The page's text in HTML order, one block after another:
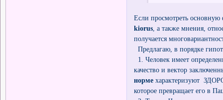
Если просмотреть
kiorus , а также мнения,
получается
Предлагаю, в порядке
1. Человек имеет
качество и вектор
норме характеризуют
которое превращает его в